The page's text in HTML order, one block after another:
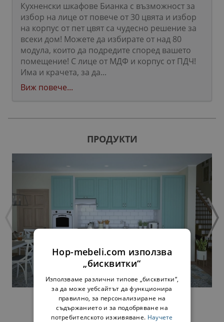
Кухненски шкафове Бианка с възможност за
избор на лице от повече от 30 цвята и избор
на корпус от пет цвят са чудесно решение за
всеки дом! Можете да избирате от над 80
модула, които да подредите според вашето
помещение! С лице от МДФ и корпус от ПДЧ!
Има и крачета, за да...
Виж повече...
ПРОДУКТИ
КУХНЯ
Hop-mebeli.com използва
„бисквитки“
Използваме различни типове „бисквитки“,
за да може уебсайтът да функционира
правилно, за персонализиране на
съдържанието и за подобряване на
потребителското изживяване. Научете